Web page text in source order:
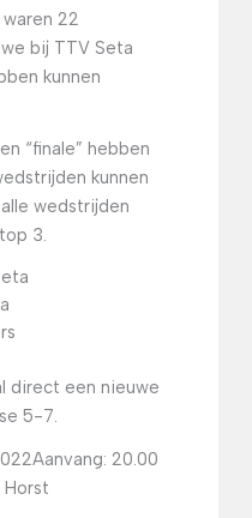
22
bij TTV Seta
kunnen
“finale” hebben
kunnen
wedstrijden
3.
direct een nieuwe
5-7.
Aanvang: 20.00